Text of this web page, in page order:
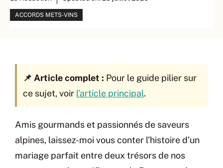
ACCORDS METS-VINS
📌 Article complet : Pour le guide pilier sur
ce sujet, voir l’article principal.
Amis gourmands et passionnés de saveurs
alpines, laissez-moi vous conter l’histoire d’un
mariage parfait entre deux trésors de nos